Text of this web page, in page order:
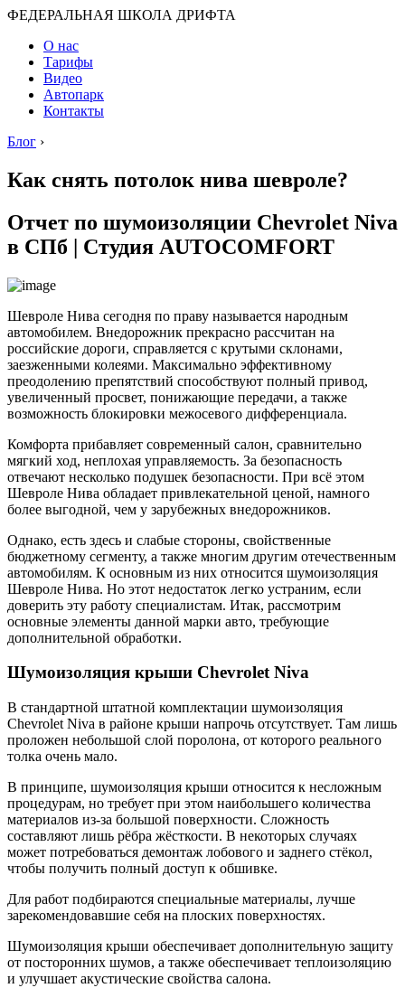
ФЕДЕРАЛЬНАЯ ШКОЛА ДРИФТА
О нас
Тарифы
Видео
Автопарк
Контакты
Блог ›
Как снять потолок нива шевроле?
Отчет по шумоизоляции Chevrolet Niva
в СПб | Студия AUTOCOMFORT
Шевроле Нива сегодня по праву называется народным
автомобилем. Внедорожник прекрасно рассчитан на
российские дороги, справляется с крутыми склонами,
заезженными колеями. Максимально эффективному
преодолению препятствий способствуют полный привод,
увеличенный просвет, понижающие передачи, а также
возможность блокировки межосевого дифференциала.
Комфорта прибавляет современный салон, сравнительно
мягкий ход, неплохая управляемость. За безопасность
отвечают несколько подушек безопасности. При всё этом
Шевроле Нива обладает привлекательной ценой, намного
более выгодной, чем у зарубежных внедорожников.
Однако, есть здесь и слабые стороны, свойственные
бюджетному сегменту, а также многим другим отечественным
автомобилям. К основным из них относится шумоизоляция
Шевроле Нива. Но этот недостаток легко устраним, если
доверить эту работу специалистам. Итак, рассмотрим
основные элементы данной марки авто, требующие
дополнительной обработки.
Шумоизоляция крыши Chevrolet Niva
В стандартной штатной комплектации шумоизоляция
Chevrolet Niva в районе крыши напрочь отсутствует. Там лишь
проложен небольшой слой поролона, от которого реального
толка очень мало.
В принципе, шумоизоляция крыши относится к несложным
процедурам, но требует при этом наибольшего количества
материалов из-за большой поверхности. Сложность
составляют лишь рёбра жёсткости. В некоторых случаях
может потребоваться демонтаж лобового и заднего стёкол,
чтобы получить полный доступ к обшивке.
Для работ подбираются специальные материалы, лучше
зарекомендовавшие себя на плоских поверхностях.
Шумоизоляция крыши обеспечивает дополнительную защиту
от посторонних шумов, а также обеспечивает теплоизоляцию
и улучшает акустические свойства салона.